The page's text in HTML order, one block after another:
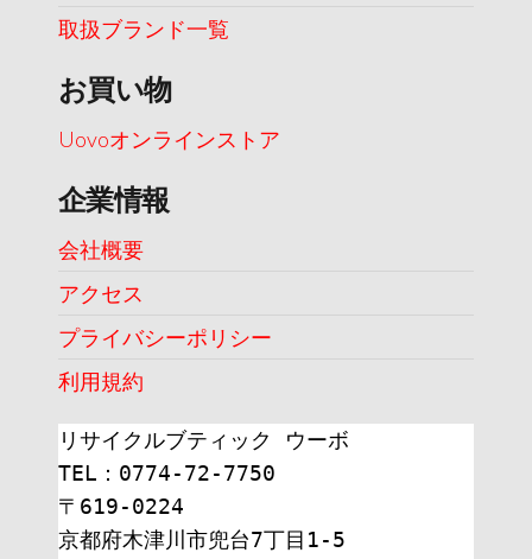
取扱ブランド一覧
お買い物
Uovoオンラインストア
企業情報
会社概要
アクセス
プライバシーポリシー
利用規約
リサイクルブティック ウーボ
TEL：0774-72-7750
〒619-0224
京都府木津川市兜台7丁目1-5